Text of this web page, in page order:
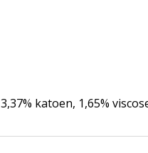
katoen, 1,65%